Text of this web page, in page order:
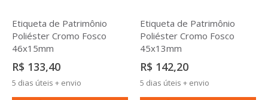
Etiqueta de Patrimônio
Poliéster Cromo Fosco
46x15mm
R$ 133,40
5 dias úteis + envio
Etiqueta de Patrimônio
Poliéster Cromo Fosco
45x13mm
R$ 142,20
5 dias úteis + envio